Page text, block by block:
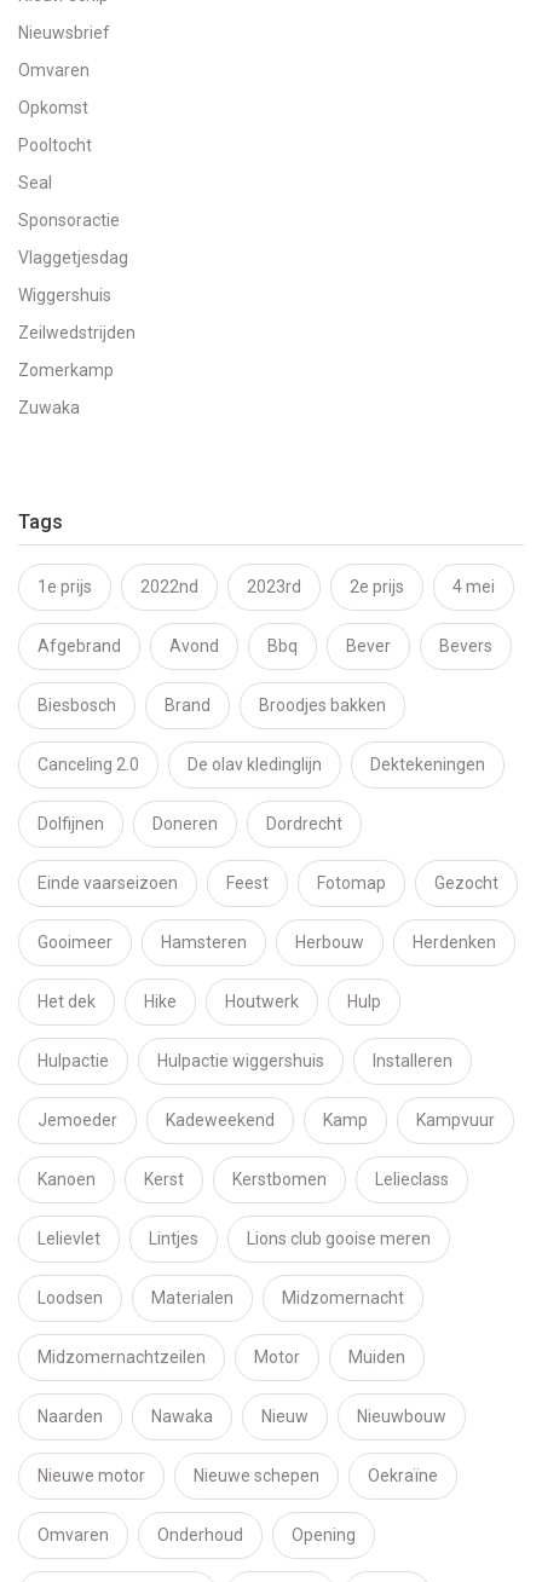
Nieuwsbrief
Omvaren
Opkomst
Pooltocht
Seal
Sponsoractie
Vlaggetjesdag
Wiggershuis
Zeilwedstrijden
Zomerkamp
Zuwaka
Tags
1e prijs 2022nd 2023rd 2e prijs 4 mei
Afgebrand Avond Bbq Bever Bevers
Biesbosch Brand Broodjes bakken
Canceling 2.0 De olav kledinglijn Dektekeningen
Dolfijnen Doneren Dordrecht
Einde vaarseizoen Feest Fotomap Gezocht
Gooimeer Hamsteren Herbouw Herdenken
Het dek Hike Houtwerk Hulp
Hulpactie Hulpactie wiggershuis Installeren
Jemoeder Kadeweekend Kamp Kampvuur
Kanoen Kerst Kerstbomen Lelieclass
Lelievlet Lintjes Lions club gooise meren
Loodsen Materialen Midzomernacht
Midzomernachtzeilen Motor Muiden
Naarden Nawaka Nieuw Nieuwbouw
Nieuwe motor Nieuwe schepen Oekraïne
Omvaren Onderhoud Opening